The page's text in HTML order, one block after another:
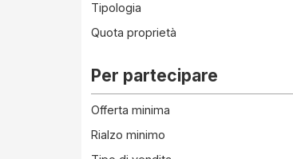
Tipologia
Quota proprietà
Per partecipare
Offerta minima
Rialzo minimo